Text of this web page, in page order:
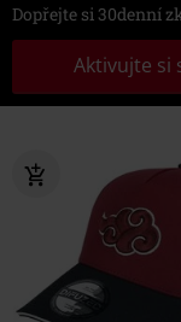
Dopřejte si 30denní
Aktivujte si